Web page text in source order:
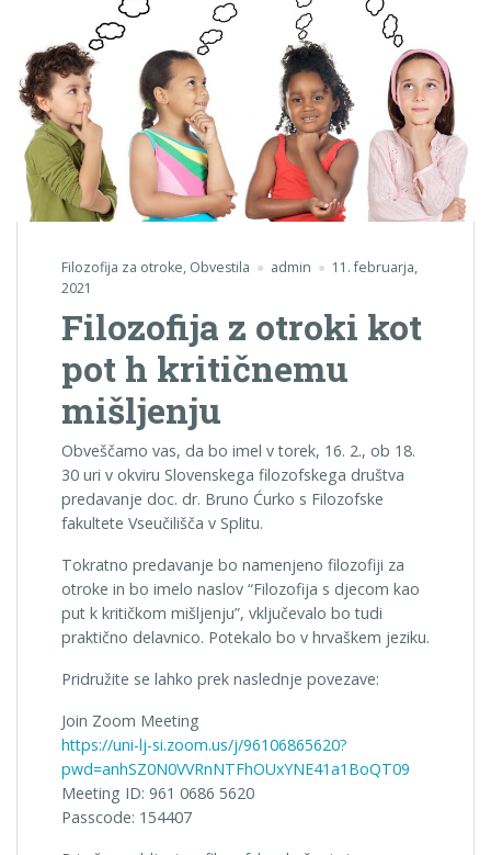
Filozofija za otroke, Obvestila admin
11. februarja,
2021
Filozofija z otroki kot
pot h kritičnemu
mišljenju
Obveščamo vas, da bo imel v torek, 16. 2., ob 18.
30 uri v okviru Slovenskega filozofskega društva
predavanje doc. dr. Bruno Ćurko s Filozofske
fakultete Vseučilišča v Splitu.
Tokratno predavanje bo namenjeno filozofiji za
otroke in bo imelo naslov “Filozofija s djecom kao
put k kritičkom mišljenju”, vključevalo bo tudi
praktično delavnico. Potekalo bo v hrvaškem jeziku.
Pridružite se lahko prek naslednje povezave:
Join Zoom Meeting
https://uni-lj-si.zoom.us/j/96106865620?
pwd=anhSZ0N0VVRnNTFhOUxYNE41a1BoQT09
Meeting ID: 961 0686 5620
Passcode: 154407